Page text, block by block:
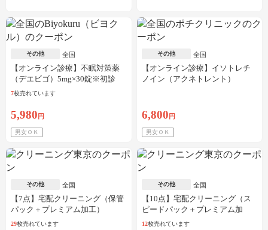
その他 全国
【オンライン診療】不眠対策薬
（デエビゴ）5mg×30錠※初診
料・送料込
7枚売れています
5,980 円
男女ＯＫ
その他 全国
【オンライン診療】イソトレチ
ノイン（アクネトレント）
6,800 円
男女ＯＫ
その他 全国
【7点】宅配クリーニング（保管
パック＋プレミアム加工）
29枚売れています
その他 全国
【10点】宅配クリーニング（ス
ピードパック＋プレミアム加
工）
12枚売れています